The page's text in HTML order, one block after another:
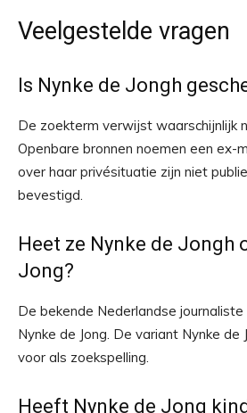
Veelgestelde vragen
Is Nynke de Jongh
De zoekterm verwijst waarschijnlijk
Openbare bronnen noemen een ex-
over haar privésituatie zijn niet
bevestigd.
Heet ze Nynke de Jongh
Jong?
De bekende Nederlandse
Nynke de Jong. De variant Nynke de
voor als zoekspelling.
Heeft Nynke de Jong